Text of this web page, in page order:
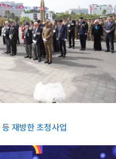
재방한 초청사업